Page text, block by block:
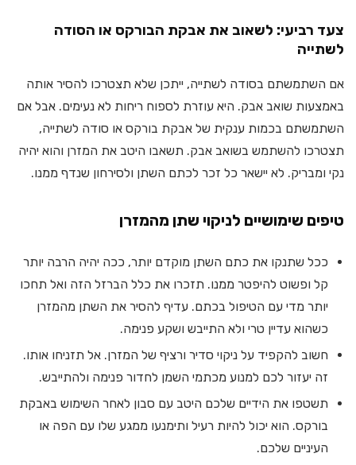
צעד רביעי: לשאוב את אבקת הבורקס או הסודה
לשתייה
אם השתמשתם בסודה לשתייה, ייתכן שלא תצטרכו להסיר אותה
באמצעות שואב אבק. היא עוזרת לספוח ריחות לא נעימים. אבל אם
השתמשתם בכמות ענקית של אבקת בורקס או סודה לשתייה,
תצטרכו להשתמש בשואב אבק. תשאבו היטב את המזרן והוא יהיה
נקי ומבריק. לא יישאר כל זכר לכתם השתן ולסירחון שנדף ממנו.
טיפים שימושיים לניקוי שתן מהמזרן
ככל שתנקו את כתם השתן מוקדם יותר, ככה יהיה הרבה יותר
קל ופשוט להיפטר ממנו. תזכרו את כלל הברזל הזה ואל תחכו
יותר מדי עם הטיפול בכתם. עדיף להסיר את השתן מהמזרן
כשהוא עדיין טרי ולא התייבש ושקע פנימה.
חשוב להקפיד על ניקוי סדיר ורציף של המזרן. אל תזניחו אותו.
זה יעזור לכם למנוע מכתמי השמן לחדור פנימה ולהתייבש.
תשטפו את הידיים שלכם היטב עם סבון לאחר השימוש באבקת
בורקס. הוא יכול להיות רעיל ותימנעו ממגע שלו עם הפה או
העיניים שלכם.